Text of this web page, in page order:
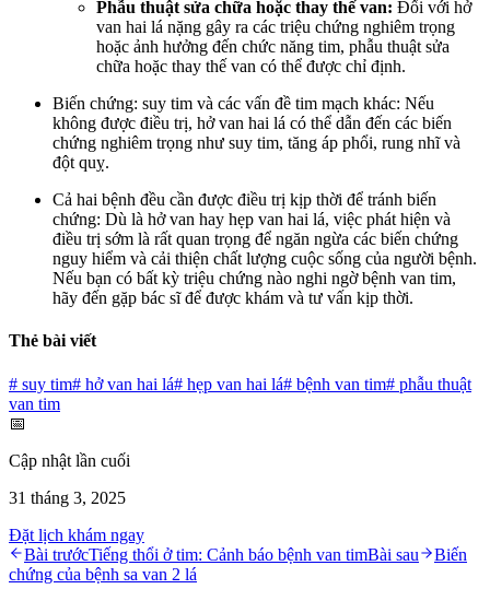
Phẫu thuật sửa chữa hoặc thay thế van: Đối với hở
van hai lá nặng gây ra các triệu chứng nghiêm trọng
hoặc ảnh hưởng đến chức năng tim, phẫu thuật sửa
chữa hoặc thay thế van có thể được chỉ định.
Biến chứng: suy tim và các vấn đề tim mạch khác: Nếu
không được điều trị, hở van hai lá có thể dẫn đến các biến
chứng nghiêm trọng như suy tim, tăng áp phổi, rung nhĩ và
đột quỵ.
Cả hai bệnh đều cần được điều trị kịp thời để tránh biến
chứng: Dù là hở van hay hẹp van hai lá, việc phát hiện và
điều trị sớm là rất quan trọng để ngăn ngừa các biến chứng
nguy hiểm và cải thiện chất lượng cuộc sống của người bệnh.
Nếu bạn có bất kỳ triệu chứng nào nghi ngờ bệnh van tim,
hãy đến gặp bác sĩ để được khám và tư vấn kịp thời.
Thẻ bài viết
# suy tim# hở van hai lá# hẹp van hai lá# bệnh van tim# phẫu thuật
van tim
📅
Cập nhật lần cuối
31 tháng 3, 2025
Đặt lịch khám ngay
Bài trướcTiếng thổi ở tim: Cảnh báo bệnh van timBài sau
Biến
chứng của bệnh sa van 2 lá